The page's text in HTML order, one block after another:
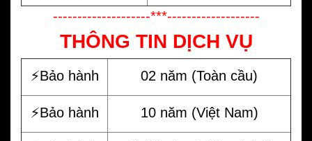
--------------------***-------------------
THÔNG TIN DỊCH VỤ
⚡️Bảo hành 02 năm (Toàn cầu)
⚡️Bảo hành 10 năm (Việt Nam)